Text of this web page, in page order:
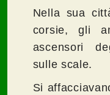
Nella sua
corsie, gli
ascensori
sulle scale.
Si